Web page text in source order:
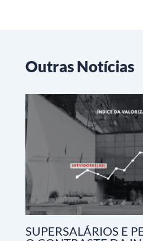
Outras Notícias
SUPERSALÁRIOS E